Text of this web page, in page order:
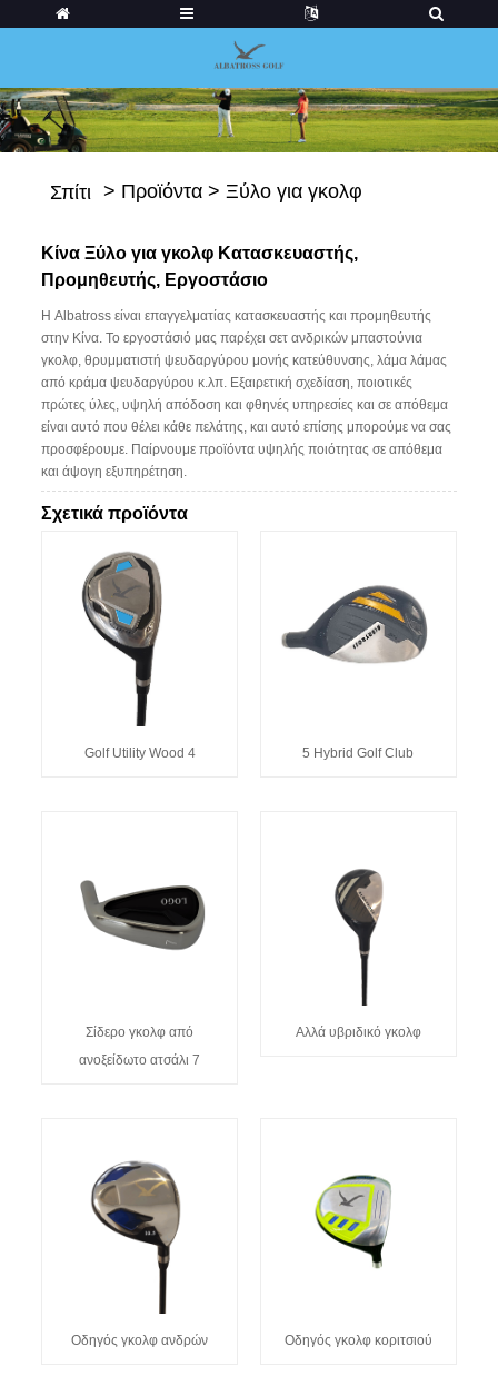
Σπίτι > Προϊόντα > Ξύλο για γκολφ
Κίνα Ξύλο για γκολφ Κατασκευαστής,
Προμηθευτής, Εργοστάσιο
Η Albatross είναι επαγγελματίας κατασκευαστής και προμηθευτής
στην Κίνα. Το εργοστάσιό μας παρέχει σετ ανδρικών μπαστούνια
γκολφ, θρυμματιστή ψευδαργύρου μονής κατεύθυνσης, λάμα λάμας
από κράμα ψευδαργύρου κ.λπ. Εξαιρετική σχεδίαση, ποιοτικές
πρώτες ύλες, υψηλή απόδοση και φθηνές υπηρεσίες και σε απόθεμα
είναι αυτό που θέλει κάθε πελάτης, και αυτό επίσης μπορούμε να σας
προσφέρουμε. Παίρνουμε προϊόντα υψηλής ποιότητας σε απόθεμα
και άψογη εξυπηρέτηση.
Σχετικά προϊόντα
Golf Utility Wood 4 5 Hybrid Golf Club
Σίδερο γκολφ από
ανοξείδωτο ατσάλι 7
Αλλά υβριδικό γκολφ
Οδηγός γκολφ ανδρών Οδηγός γκολφ κοριτσιού